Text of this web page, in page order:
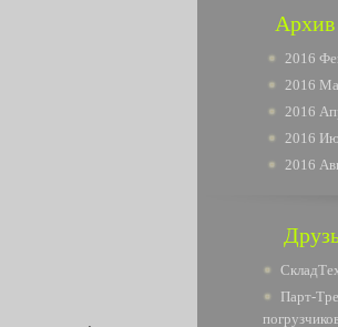
Архив
2016
2016
2016
2016
2016
Парт-